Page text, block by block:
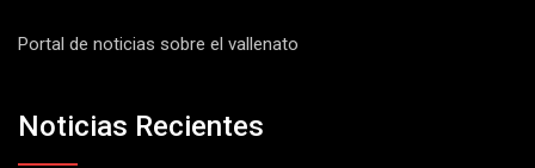
Portal de noticias sobre el vallenato
Noticias Recientes